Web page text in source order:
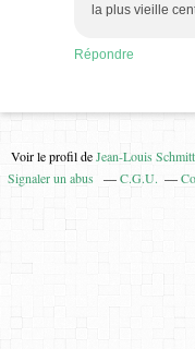
la plus vieille
Répondre
Voir le profil deJean-Louis Schmitt
Signaler un abus
C.G.U.